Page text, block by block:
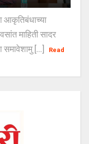
आकृतिबंधाच्या
माहिती सादर
[...]
Read